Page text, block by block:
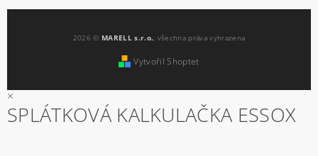
2026 © MARELL s.r.o., všechna práva vyhrazena
Vytvořil Shoptet
×
SPLÁTKOVÁ KALKULAČKA ESSOX